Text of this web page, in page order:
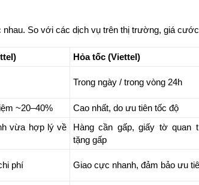
So với các dịch vụ trên thị trường, giá
Hỏa tốc (Viettel)
Trong ngày / trong vòng 24h
~20–40% Cao nhất, do ưu tiên tốc độ
vừa hợp lý về
Hàng cần gấp, giấy tờ quan
tặng gấp
phí Giao cực nhanh, đảm bảo ưu